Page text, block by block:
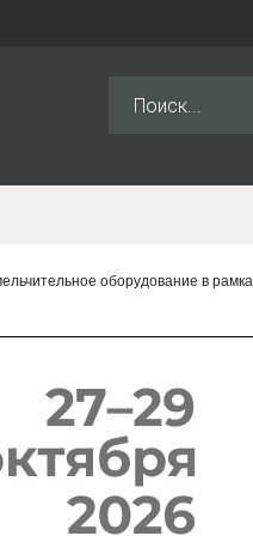
оборудование в